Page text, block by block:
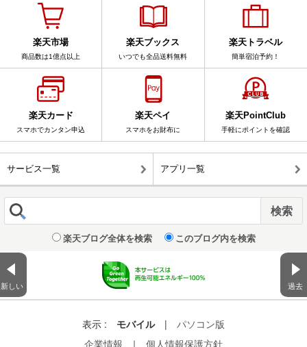
新しい 過去
楽天市場
商品数は1億点以上
楽天ブックス
いつでも全品送料無料
楽天トラベル
簡単宿泊予約！
楽天カード
スマホでカンタン申込
楽天ペイ
スマホをお財布に
楽天PointClub
手軽にポイントを確認
サービス一覧 アプリ一覧
楽天ブログ全体を検索 このブログ内を検索
表示 : モバイル |
パソコン版
企業情報
｜ 個人情報保護方針